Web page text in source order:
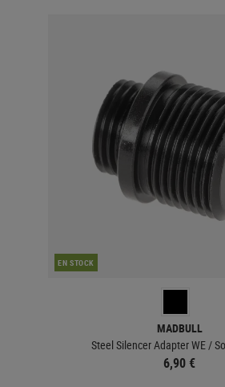
EN STOCK
MADBULL
Steel Silencer Adapter WE /
6,90 €